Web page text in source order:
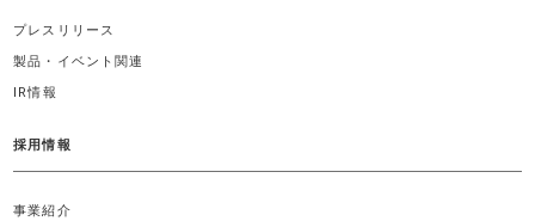
プレスリリース
製品・イベント関連
IR情報
採用情報
事業紹介